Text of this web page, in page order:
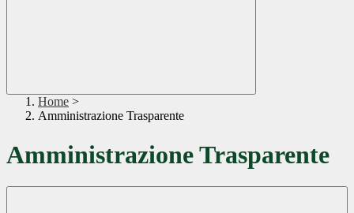
Home >
Amministrazione Trasparente
Amministrazione Trasparente